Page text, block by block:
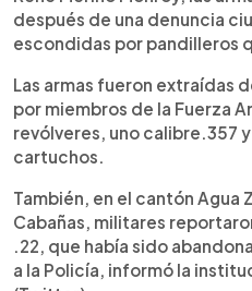
después de una denuncia
escondidas por pandilleros
Las armas fueron extraídas
por miembros de la Fuerza
revólveres, uno calibre.357
cartuchos.
También, en el cantón Agua
Cabañas, militares
.22, que había sido
a la Policía, informó la